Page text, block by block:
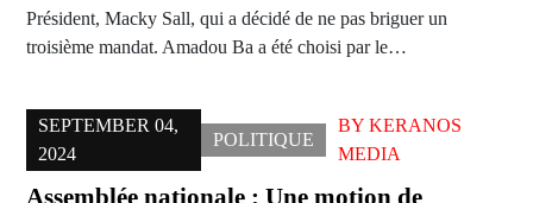
Président, Macky Sall, qui a décidé de ne pas briguer un
troisième mandat. Amadou Ba a été choisi par le…
SEPTEMBER 04,
2024
POLITIQUE
BY KERANOS
MEDIA
Assemblée nationale : Une motion de